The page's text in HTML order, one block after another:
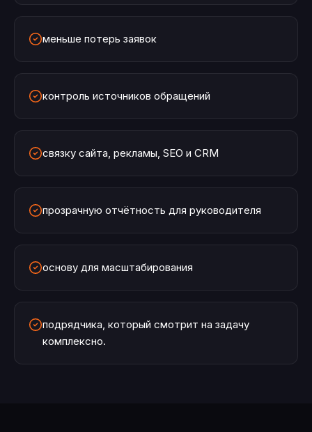
меньше потерь заявок
контроль источников обращений
связку сайта, рекламы, SEO и CRM
прозрачную отчётность для руководителя
основу для масштабирования
подрядчика, который смотрит на задачу
комплексно.